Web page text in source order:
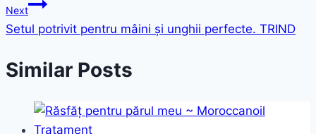
Next
Setul potrivit pentru mâini și unghii perfecte. TRIND
Similar Posts